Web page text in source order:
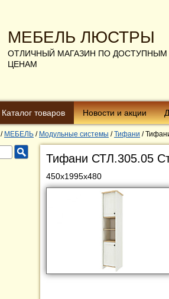
МЕБЕЛЬ ЛЮСТРЫ
ОТЛИЧНЫЙ МАГАЗИН ПО ДОСТУПНЫМ
ЦЕНАМ
Каталог товаров Новости и акции
/ МЕБЕЛЬ / Модульные системы / Тифани /
Тифани СТЛ.305.05
450х1995х480